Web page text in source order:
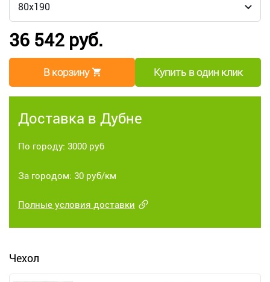
36 542 руб.
В корзину Купить в один клик
Доставка в Дубне
По городу: 3000 руб
За городом: 30 руб/км
Полные условия доставки
Чехол